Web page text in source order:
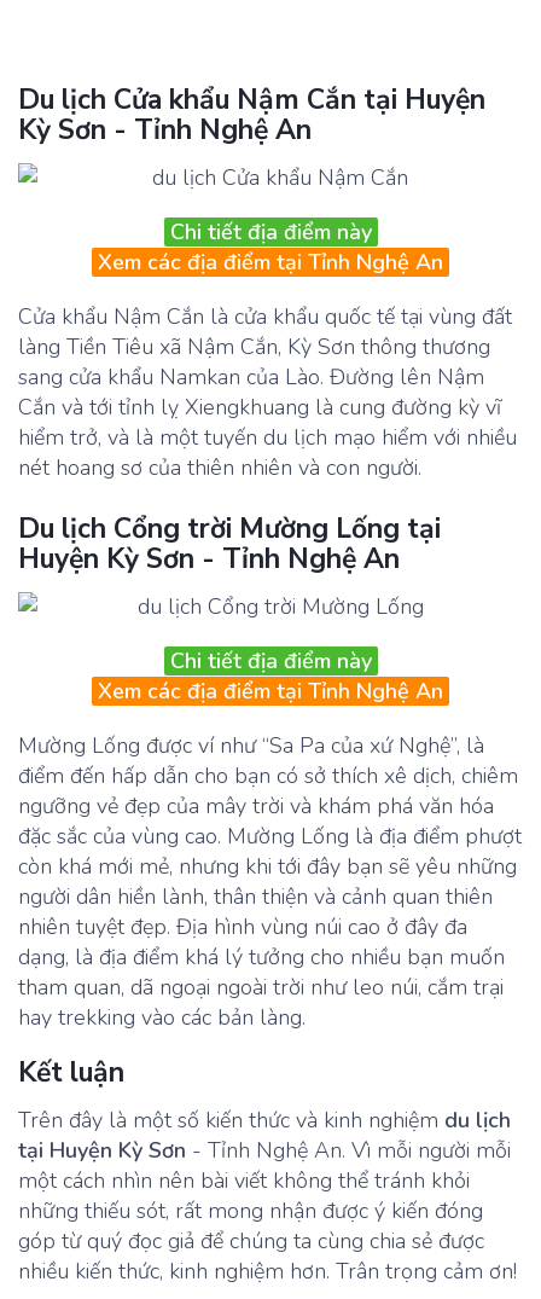
Du lịch Cửa khẩu Nậm Cắn tại Huyện
Kỳ Sơn - Tỉnh Nghệ An
Chi tiết địa điểm này
Xem các địa điểm tại Tỉnh Nghệ An
Cửa khẩu Nậm Cắn là cửa khẩu quốc tế tại vùng đất
làng Tiền Tiêu xã Nậm Cắn, Kỳ Sơn thông thương
sang cửa khẩu Namkan của Lào. Đường lên Nậm
Cắn và tới tỉnh lỵ Xiengkhuang là cung đường kỳ vĩ
hiểm trở, và là một tuyến du lịch mạo hiểm với nhiều
nét hoang sơ của thiên nhiên và con người.
Du lịch Cổng trời Mường Lống tại
Huyện Kỳ Sơn - Tỉnh Nghệ An
Chi tiết địa điểm này
Xem các địa điểm tại Tỉnh Nghệ An
Mường Lống được ví như “Sa Pa của xứ Nghệ”, là
điểm đến hấp dẫn cho bạn có sở thích xê dịch, chiêm
ngưỡng vẻ đẹp của mây trời và khám phá văn hóa
đặc sắc của vùng cao. Mường Lống là địa điểm phượt
còn khá mới mẻ, nhưng khi tới đây bạn sẽ yêu những
người dân hiền lành, thân thiện và cảnh quan thiên
nhiên tuyệt đẹp. Địa hình vùng núi cao ở đây đa
dạng, là địa điểm khá lý tưởng cho nhiều bạn muốn
tham quan, dã ngoại ngoài trời như leo núi, cắm trại
hay trekking vào các bản làng.
Kết luận
Trên đây là một số kiến thức và kinh nghiệm du lịch
tại Huyện Kỳ Sơn - Tỉnh Nghệ An. Vì mỗi người mỗi
một cách nhìn nên bài viết không thể tránh khỏi
những thiếu sót, rất mong nhận được ý kiến đóng
góp từ quý đọc giả để chúng ta cùng chia sẻ được
nhiều kiến thức, kinh nghiệm hơn. Trân trọng cảm ơn!